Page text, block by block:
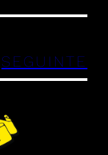
SEGUINTE